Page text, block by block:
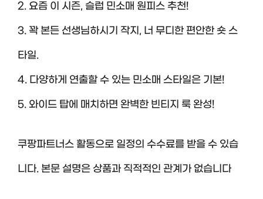
2. 요즘 이 시즌, 슬럽 민소매 원피스 추천!
3. 꽉 본든 선생님하시기 작지, 너 무디한 편안한 숏 스
타일.
4. 다양하게 연출할 수 있는 민소매 스타일은 기본!
5. 와이드 탑에 매치하면 완벽한 빈티지 룩 완성!
쿠팡파트너스 활동으로 일정의 수수료를 받을 수 있습
니다. 본문 설명은 상품과 직적적인 관계가 없습니다